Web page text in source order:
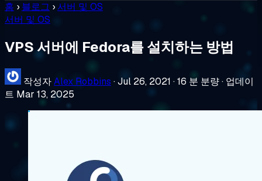
홈 › 블로그 ›서버 및 OS
서버 및 OS
VPS 서버에 Fedora를 설치하는 방법
작성자Alex Robbins ·Jul 26, 2021 ·16 분 분량· 업데이
트 Mar 13, 2025